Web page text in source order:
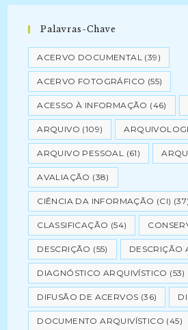
Palavras-Chave
ACERVO DOCUMENTAL (39)
ACERVO FOTOGRÁFICO (55)
ACESSO À INFORMAÇÃO (46)
ARQUIVO (109)
ARQUIVO PESSOAL (61)
AVALIAÇÃO (38)
CIÊNCIA DA INFORMAÇÃO (CI) (37)
CLASSIFICAÇÃO (54)
DESCRIÇÃO (55) DESCRIÇÃO
DIAGNÓSTICO ARQUIVÍSTICO (53)
DIFUSÃO DE ACERVOS (36)
DOCUMENTO ARQUIVÍSTICO (45)